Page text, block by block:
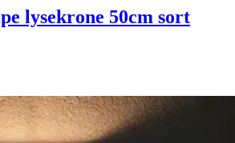
lysekrone 50cm sort